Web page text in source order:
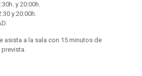
y 20:00h.
y 20:00h.
asista a la sala con 15 minutos de